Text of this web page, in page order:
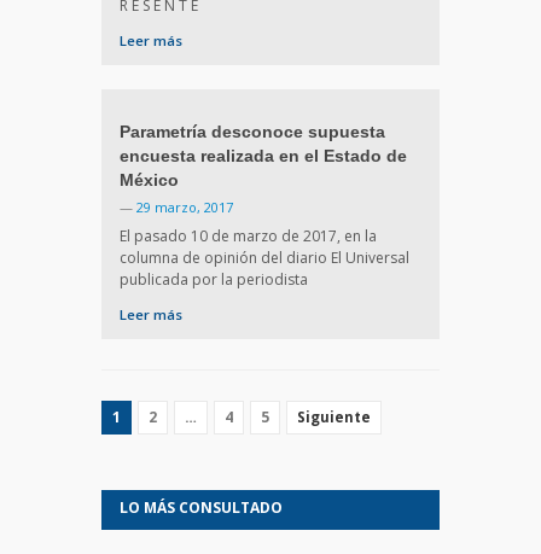
R E S E N T E
Leer más
Parametría desconoce supuesta
encuesta realizada en el Estado de
México
— 29 marzo, 2017
El pasado 10 de marzo de 2017, en la
columna de opinión del diario El Universal
publicada por la periodista
Leer más
1 2 … 4 5 Siguiente
LO MÁS CONSULTADO